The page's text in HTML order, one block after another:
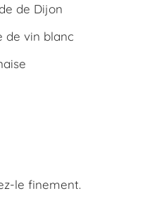
de Dijon
de vin blanc
le finement.